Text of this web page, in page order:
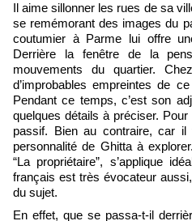
Il aime sillonner les rues de sa
se remémorant des images du
coutumier à Parme lui offre
Derrière la fenêtre de la
mouvements du quartier.
d’improbables empreintes de
Pendant ce temps, c’est son
quelques détails à préciser. Pour
passif. Bien au contraire, car
personnalité de Ghitta à
“La propriétaire”, s’applique
français est très évocateur
du sujet.
En effet, que se passa-t-il